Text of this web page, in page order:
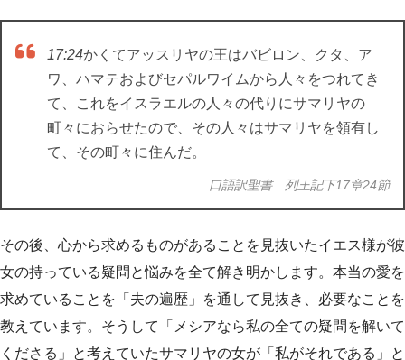
17:24かくてアッスリヤの王はバビロン、クタ、ア
ワ、ハマテおよびセパルワイムから人々をつれてき
て、これをイスラエルの人々の代りにサマリヤの
町々におらせたので、その人々はサマリヤを領有し
て、その町々に住んだ。
口語訳聖書 列王記下17章24節
その後、心から求めるものがあることを見抜いたイエス様が彼
女の持っている疑問と悩みを全て解き明かします。本当の愛を
求めていることを「夫の遍歴」を通して見抜き、必要なことを
教えています。そうして「メシアなら私の全ての疑問を解いて
くださる」と考えていたサマリヤの女が「私がそれである」と